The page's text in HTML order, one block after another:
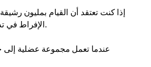
إذا كنت تعتقد أن القيام بمليون
الإفراط في تدريب عضلات البطن يجعلها أكبر وليس أصغر. الشيء نفسه ينطبق على عضلات مؤخرتك.
عندما تعمل مجموعة عضلية إلى